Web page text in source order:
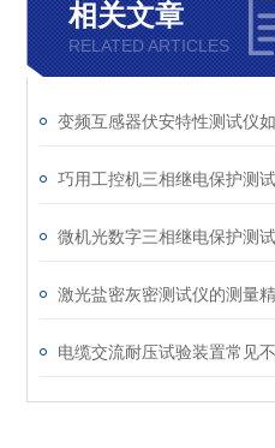
相关文章
RELATED ARTICLES